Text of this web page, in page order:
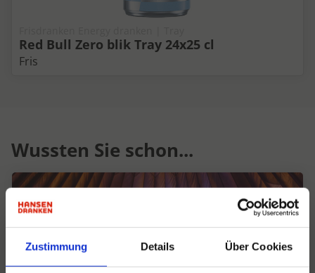
Zustimmung Details Über Cookies
Red Bull Zero blik Tray 24x25 cl
Fris
Wussten Sie schon...